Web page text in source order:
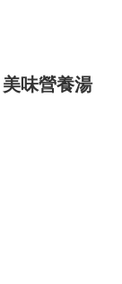
味營養湯